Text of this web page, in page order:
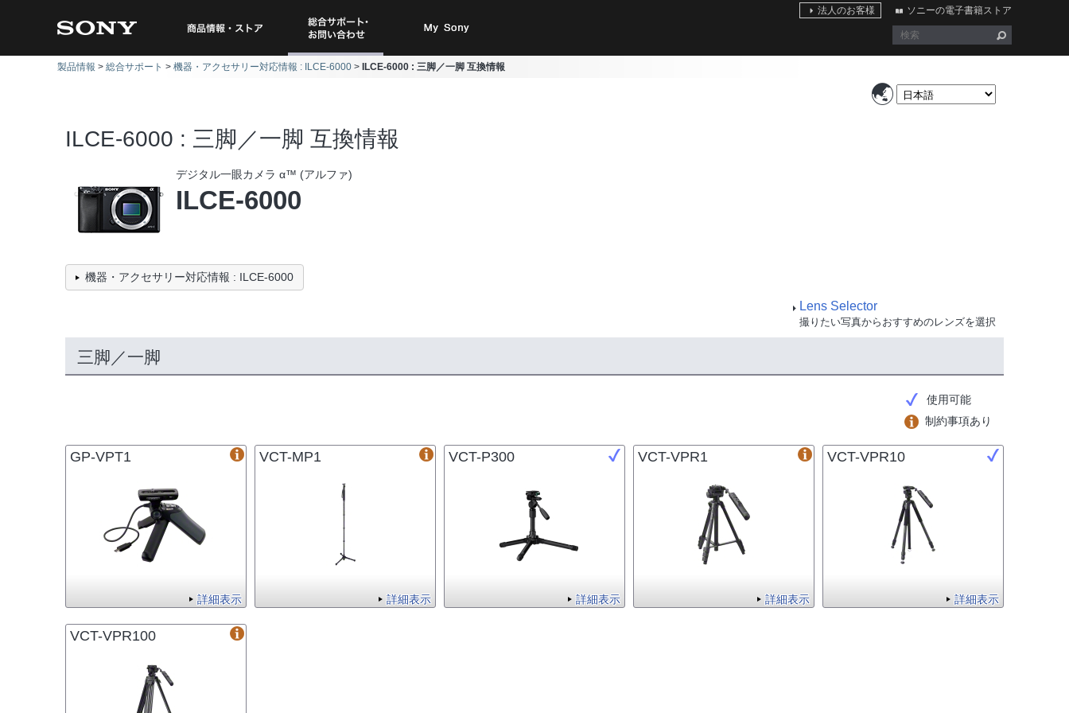
商品情報・ストア
総合サポート・お
My Sony
法人のお客様 ソニーの電子書籍ストア
製品情報 総合サポート 機器・アクセサリー対応情報 : ILCE-6000 ILCE-6000 : 三脚／一脚 互換情報
ILCE-6000 : 三脚／一脚 互換情報
デジタル一眼カメラ α™ (アルファ)
ILCE-6000
機器・アクセサリー対応情報 : ILCE-6000
Lens Selector
撮りたい写真からおすすめのレンズを選択
三脚／一脚
使用可能
制約事項あり
GP-VPT1
詳細表示
VCT-MP1
詳細表示
VCT-P300
詳細表示
VCT-VPR1
詳細表示
VCT-VPR10
詳細表示
VCT-VPR100